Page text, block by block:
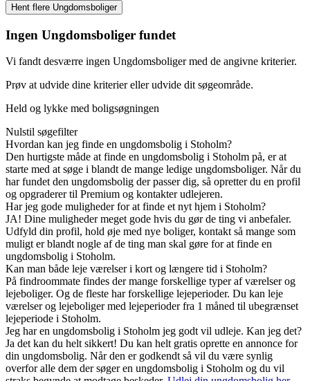
Ingen Ungdomsboliger fundet
Vi fandt desværre ingen Ungdomsboliger med de angivne kriterier.
Prøv at udvide dine kriterier eller udvide dit søgeområde.
Held og lykke med boligsøgningen
Nulstil søgefilter
Hvordan kan jeg finde en ungdomsbolig i Stoholm?
Den hurtigste måde at finde en ungdomsbolig i Stoholm på, er at
starte med at søge i blandt de mange ledige ungdomsboliger. Når du
har fundet den ungdomsbolig der passer dig, så opretter du en profil
og opgraderer til Premium og kontakter udlejeren.
Har jeg gode muligheder for at finde et nyt hjem i Stoholm?
JA! Dine muligheder meget gode hvis du gør de ting vi anbefaler.
Udfyld din profil, hold øje med nye boliger, kontakt så mange som
muligt er blandt nogle af de ting man skal gøre for at finde en
ungdomsbolig i Stoholm.
Kan man både leje værelser i kort og længere tid i Stoholm?
På findroommate findes der mange forskellige typer af værelser og
lejeboliger. Og de fleste har forskellige lejeperioder. Du kan leje
værelser og lejeboliger med lejeperioder fra 1 måned til ubegrænset
lejeperiode i Stoholm.
Jeg har en ungdomsbolig i Stoholm jeg godt vil udleje. Kan jeg det?
Ja det kan du helt sikkert! Du kan helt gratis oprette en annonce for
din ungdomsbolig. Når den er godkendt så vil du være synlig
overfor alle dem der søger en ungdomsbolig i Stoholm og du vil